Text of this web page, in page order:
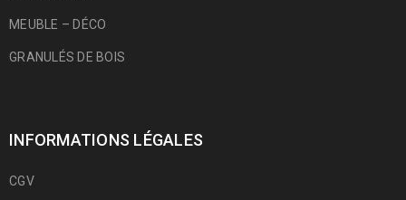
MEUBLE – DÉCO
GRANULÉS DE BOIS
INFORMATIONS LÉGALES
CGV